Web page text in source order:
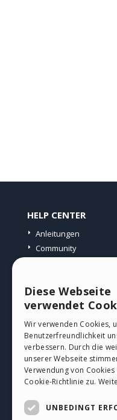
HELP CENTER
Anleitungen
Community
PROFIL
Meine Beiträge
Meine Lizenz
Download
Webhosting
Diese Webseite
verwendet
Wir verwenden Cookies,
Benutzerfreundlichkeit
verbessern. Durch die
unserer Webseite
Verwendung von
Cookie-Richtlinie zu.
UNBEDINGT